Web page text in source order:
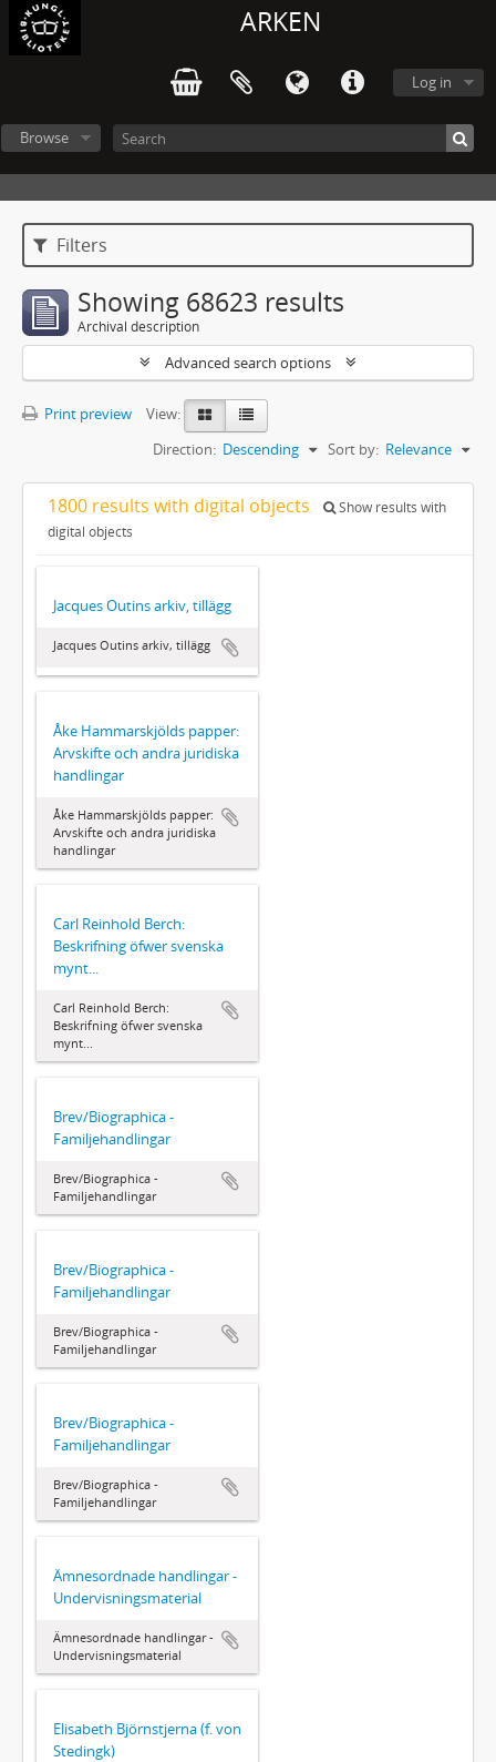
ARKEN
Log in
Browse
Filters
Showing 68623 results
Archival description
Advanced search options
Print preview
View:
Sort by: Relevance
Direction: Descending
1800 results with digital objects
Show results with
digital objects
Jacques Outins arkiv, tillägg
Jacques Outins arkiv, tillägg
Åke Hammarskjölds papper:
Arvskifte och andra juridiska
handlingar
Åke Hammarskjölds papper:
Arvskifte och andra juridiska
handlingar
Carl Reinhold Berch:
Beskrifning öfwer svenska
mynt...
Carl Reinhold Berch:
Beskrifning öfwer svenska
mynt...
Brev/Biographica -
Familjehandlingar
Brev/Biographica -
Familjehandlingar
Brev/Biographica -
Familjehandlingar
Brev/Biographica -
Familjehandlingar
Brev/Biographica -
Familjehandlingar
Brev/Biographica -
Familjehandlingar
Ämnesordnade handlingar -
Undervisningsmaterial
Ämnesordnade handlingar -
Undervisningsmaterial
Elisabeth Björnstjerna (f. von
Stedingk)